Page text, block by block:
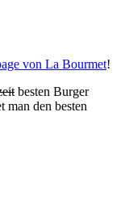
von La Bourmet!
besten Burger
man den besten